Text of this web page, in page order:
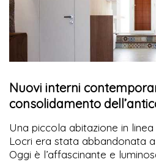
Nuovi interni
consolidamento
Una piccola abitazione in
Locri era stata abbandonata
Oggi è l’affascinante e